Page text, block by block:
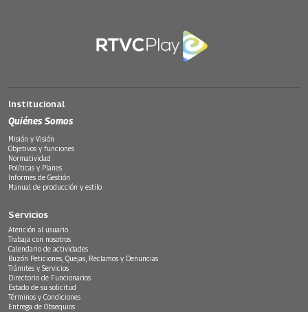
Institucional
Quiénes Somos
Misión y Visión
Objetivos y funciones
Normatividad
Políticas y Planes
Informes de Gestión
Manual de producción y estilo
Servicios
Atención al usuario
Trabaja con nosotros
Calendario de actividades
Buzón Peticiones, Quejas, Reclamos y Denuncias
Trámites y Servicios
Directorio de Funcionarios
Estado de su solicitud
Términos y Condiciones
Entrega de Obsequios